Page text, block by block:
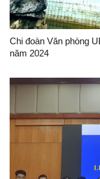
Chi đoàn Văn phòng
năm 2024